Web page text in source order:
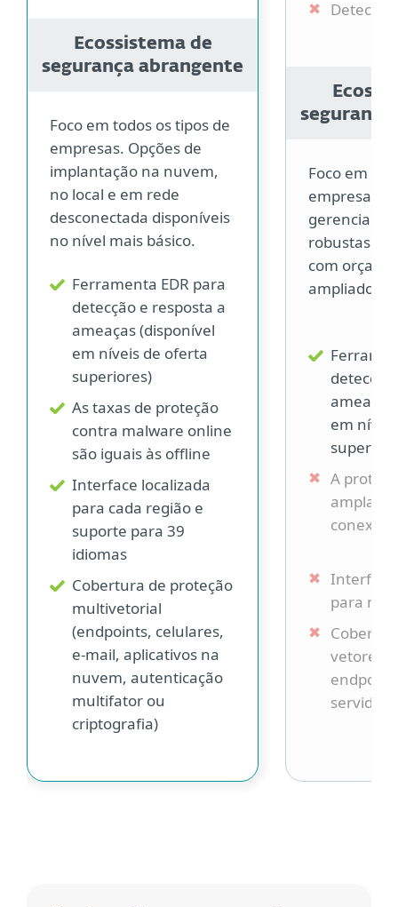
Ecossistema de
segurança abrangente
Foco em todos os tipos de
empresas. Opções de
implantação na nuvem,
no local e em rede
desconectada disponíveis
no nível mais básico.
Ferramenta EDR para
detecção e resposta a
ameaças (disponível
em níveis de oferta
superiores)
As taxas de proteção
contra malware online
são iguais às offline
Interface localizada
para cada região e
suporte para 39
idiomas
Cobertura de proteção
multivetorial
(endpoints, celulares,
e-mail, aplicativos na
nuvem, autenticação
multifator ou
criptografia)
Foco em
empresas
gerenciar
robustas
com
ampliados.
em
A
conexão
Interface
para
vetores